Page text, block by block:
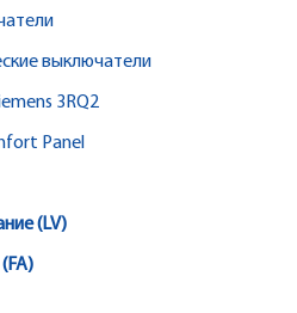
выключатели
3RQ2
Panel
(LV)